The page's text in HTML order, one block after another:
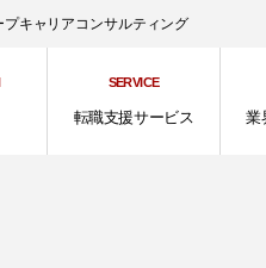
キャリアコンサルティング
SERVICE
転職支援サービス 業